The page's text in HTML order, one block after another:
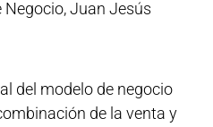
Negocio, Juan Jesús
del modelo de negocio
de la venta y